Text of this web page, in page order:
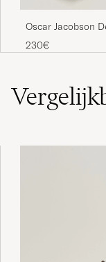
Oscar Jacobson
Trousers White
230€